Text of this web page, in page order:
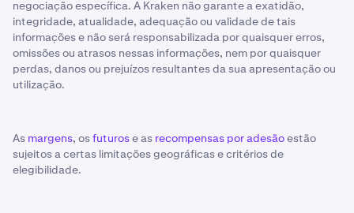
negociação específica. A Kraken não garante a exatidão,
integridade, atualidade, adequação ou validade de tais
informações e não será responsabilizada por quaisquer erros,
omissões ou atrasos nessas informações, nem por quaisquer
perdas, danos ou prejuízos resultantes da sua apresentação ou
utilização.
As margens, osfuturose as recompensas por adesãoestão
sujeitos a certas limitações geográficas e critérios de
elegibilidade.